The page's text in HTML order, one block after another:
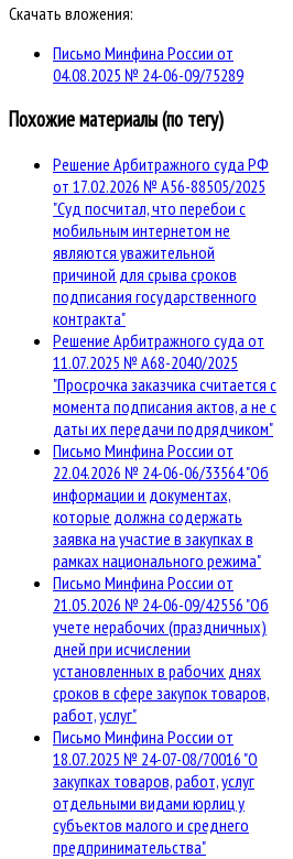
Скачать вложения:
Письмо Минфина России от
04.08.2025 № 24-06-09/75289
Похожие материалы (по тегу)
Решение Арбитражного суда РФ
от 17.02.2026 № А56-88505/2025
"Суд посчитал, что перебои с
мобильным интернетом не
являются уважительной
причиной для срыва сроков
подписания государственного
контракта"
Решение Арбитражного суда от
11.07.2025 № А68-2040/2025
"Просрочка заказчика считается с
момента подписания актов, а не с
даты их передачи подрядчиком"
Письмо Минфина России от
22.04.2026 № 24-06-06/33564 "Об
информации и документах,
которые должна содержать
заявка на участие в закупках в
рамках национального режима"
Письмо Минфина России от
21.05.2026 № 24-06-09/42556 "Об
учете нерабочих (праздничных)
дней при исчислении
установленных в рабочих днях
сроков в сфере закупок товаров,
работ, услуг"
Письмо Минфина России от
18.07.2025 № 24-07-08/70016 "О
закупках товаров, работ, услуг
отдельными видами юрлиц у
субъектов малого и среднего
предпринимательства"